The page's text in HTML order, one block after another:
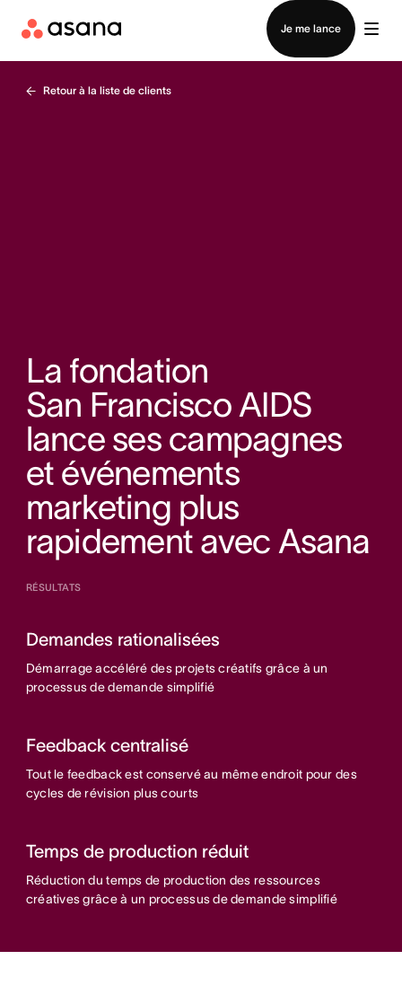
Je me lance
Contacter le service commercial
Retour à la liste de clients
La fondation
San Francisco AIDS
lance ses campagnes
et événements
marketing plus
rapidement avec Asana
RÉSULTATS
Demandes rationalisées
Démarrage accéléré des projets créatifs grâce à un
processus de demande simplifié
Feedback centralisé
Tout le feedback est conservé au même endroit pour des
cycles de révision plus courts
Temps de production réduit
Réduction du temps de production des ressources
créatives grâce à un processus de demande simplifié